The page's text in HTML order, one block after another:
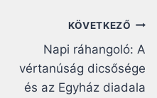
KÖVETKEZŐ
Napi ráhangoló: A
vértanúság dicsősége
és az Egyház diadala